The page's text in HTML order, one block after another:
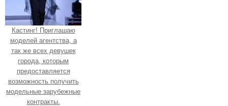
Кастинг! Приглашаю
моделей агентства, а
так же всех девушек
города, которым
предоставляется
возможность получить
модельные зарубежные
контракты.